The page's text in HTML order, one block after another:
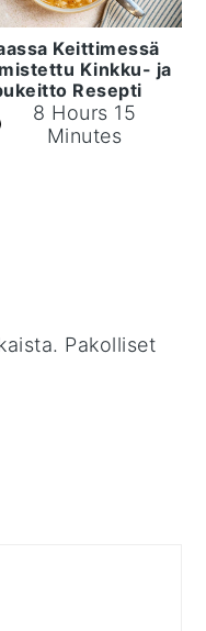
Keittimessä
Kinkku- ja
Resepti
8 Hours 15
Minutes
Pakolliset